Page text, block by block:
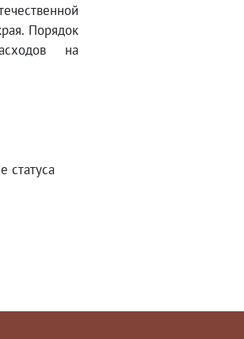
Порядок
на
статуса